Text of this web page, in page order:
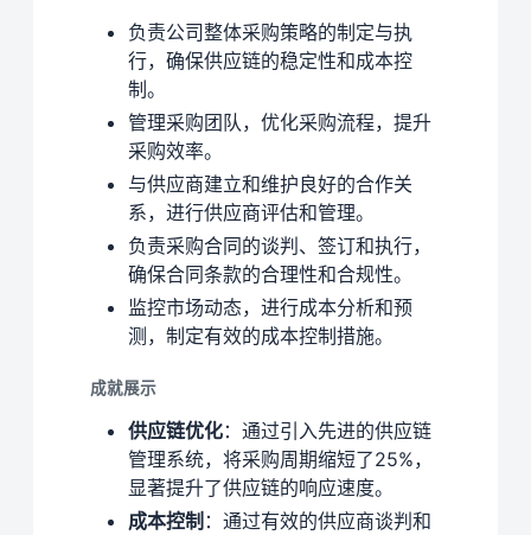
负责公司整体采购策略的制定与执
行，确保供应链的稳定性和成本控
制。
管理采购团队，优化采购流程，提升
采购效率。
与供应商建立和维护良好的合作关
系，进行供应商评估和管理。
负责采购合同的谈判、签订和执行，
确保合同条款的合理性和合规性。
监控市场动态，进行成本分析和预
测，制定有效的成本控制措施。
成就展示
供应链优化：通过引入先进的供应链
管理系统，将采购周期缩短了25%，
显著提升了供应链的响应速度。
成本控制 ：通过有效的供应商谈判和